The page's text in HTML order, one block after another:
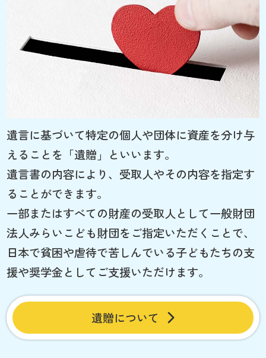
遺言に基づいて特定の個人や団体に資産を分け与
えることを「遺贈」といいます。
遺言書の内容により、受取人やその内容を指定す
ることができます。
一部またはすべての財産の受取人として一般財団
法人みらいこども財団をご指定いただくことで、
日本で貧困や虐待で苦しんでいる子どもたちの支
援や奨学金としてご支援いただけます。
遺贈について